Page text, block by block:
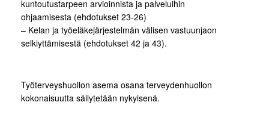
kuntoutustarpeen arvioinnista ja palveluihin
ohjaamisesta (ehdotukset 23-26)
– Kelan ja työeläkejärjestelmän välisen vastuunjaon
selkiyttämisestä (ehdotukset 42 ja 43).
Työterveyshuollon asema osana terveydenhuollon
kokonaisuutta säilytetään nykyisenä.